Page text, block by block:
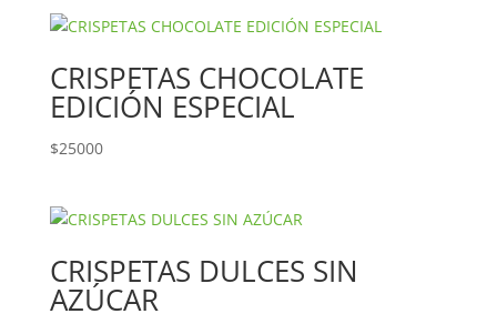
CRISPETAS CHOCOLATE
EDICIÓN ESPECIAL
$25000
CRISPETAS DULCES SIN
AZÚCAR